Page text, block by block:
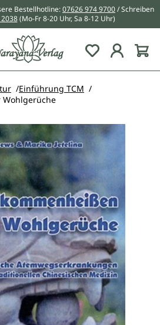
Bestellhotline:07626 974 9700/ Schreiben
(Mo-Fr 8-20 Uhr, Sa 8-12 Uhr)
Du hast 0
Einführung TCM